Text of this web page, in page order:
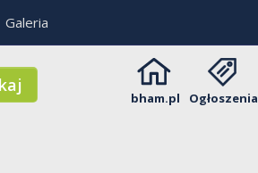
Galeria
bham.pl Ogłoszenia